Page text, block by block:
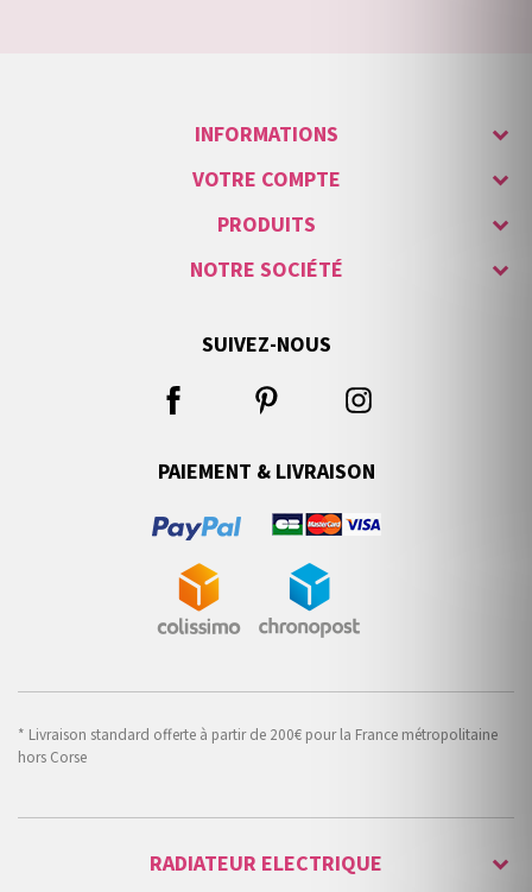
INFORMATIONS
VOTRE COMPTE
PRODUITS
NOTRE SOCIÉTÉ
SUIVEZ-NOUS
PAIEMENT & LIVRAISON
* Livraison standard offerte à partir de 200€ pour la France métropolitaine
hors Corse
RADIATEUR ELECTRIQUE